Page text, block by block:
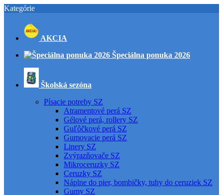
Kategórie
AKCIA
Špeciálna ponuka 2026
Školská sezóna
Písacie potreby SZ
Atramentové perá SZ
Gélové perá, rollery SZ
Guľôčkové perá SZ
Gumovacie perá SZ
Linery SZ
Zvýrazňovače SZ
Mikroceruzky SZ
Ceruzky SZ
Náplne do pier, bombičky, tuhy do ceruziek SZ
Gumy SZ